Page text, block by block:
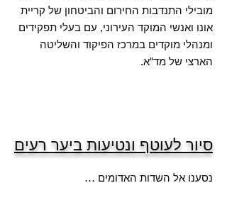
מובילי התנדבות החירום והביטחון של קריית
אונו ואנשי המוקד העירוני, עם בעלי תפקידים
ומנהלי מוקדים במרכז הפיקוד והשליטה
הארצי של מד"א.
סיור לעוטף ונטיעות ביער רעים
נסענו אל השדות האדומים …